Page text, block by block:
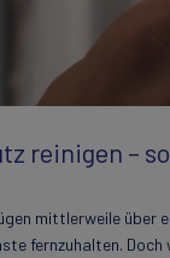
reinigen – so
mittlerweile über
fernzuhalten. Doch